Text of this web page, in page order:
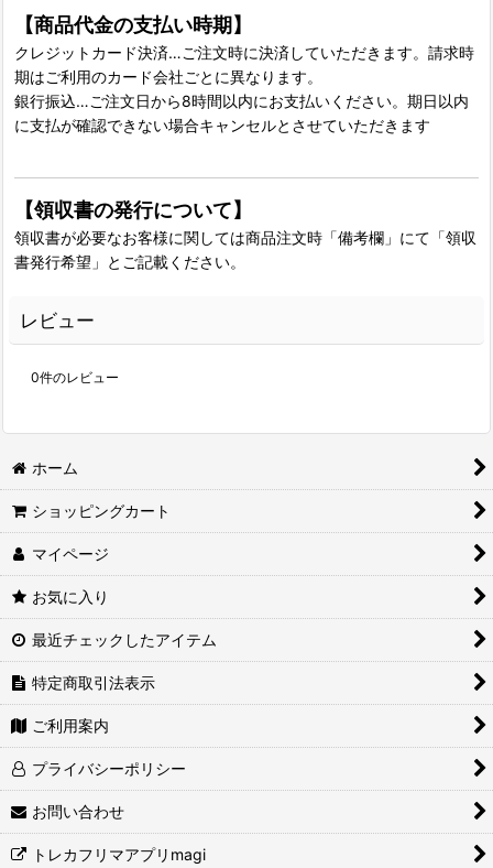
【商品代金の支払い時期】
クレジットカード決済…ご注文時に決済していただきます。請求時
期はご利用のカード会社ごとに異なります。
銀行振込…ご注文日から8時間以内にお支払いください。期日以内
に支払が確認できない場合キャンセルとさせていただきます
【領収書の発行について】
領収書が必要なお客様に関しては商品注文時「備考欄」にて「領収
書発行希望」とご記載ください。
レビュー
0件のレビュー
ホーム
ショッピングカート
マイページ
お気に入り
最近チェックしたアイテム
特定商取引法表示
ご利用案内
プライバシーポリシー
お問い合わせ
トレカフリマアプリmagi